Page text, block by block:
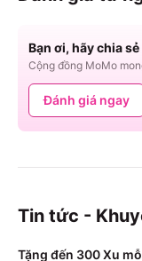
Bạn ơi, hãy chia
Cộng đồng MoMo
Đánh giá ngay
Tin tức -
Tặng đến 300 Xu